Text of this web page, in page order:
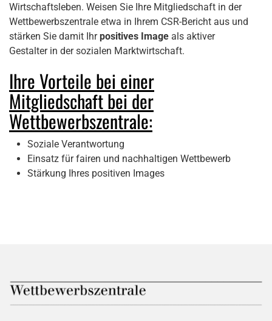
Wirtschaftsleben. Weisen Sie Ihre Mitgliedschaft in der
Wettbewerbszentrale etwa in Ihrem CSR-Bericht aus und
stärken Sie damit Ihrpositives Image als aktiver
Gestalter in der sozialen Marktwirtschaft.
Ihre Vorteile bei einer
Mitgliedschaft bei der
Wettbewerbszentrale:
Soziale Verantwortung
Einsatz für fairen und nachhaltigen Wettbewerb
Stärkung Ihres positiven Images